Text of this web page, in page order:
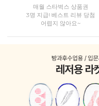
매월 스타벅스 상품권
3명 지급! 베스트 리뷰 당첨
어렵지 않아요~